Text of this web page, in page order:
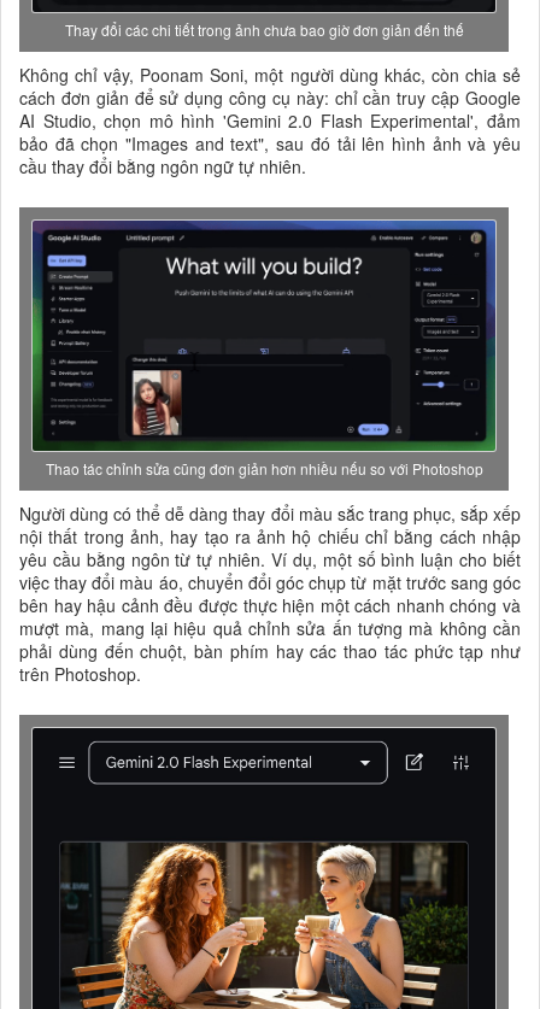
Thay đổi các chi tiết trong ảnh chưa bao giờ đơn giản đến thế
Không chỉ vậy, Poonam Soni, một người dùng khác, còn chia sẻ
cách đơn giản để sử dụng công cụ này: chỉ cần truy cập Google
AI Studio, chọn mô hình 'Gemini 2.0 Flash Experimental', đảm
bảo đã chọn "Images and text", sau đó tải lên hình ảnh và yêu
cầu thay đổi bằng ngôn ngữ tự nhiên.
Thao tác chỉnh sửa cũng đơn giản hơn nhiều nếu so với Photoshop
Người dùng có thể dễ dàng thay đổi màu sắc trang phục, sắp xếp
nội thất trong ảnh, hay tạo ra ảnh hộ chiếu chỉ bằng cách nhập
yêu cầu bằng ngôn từ tự nhiên. Ví dụ, một số bình luận cho biết
việc thay đổi màu áo, chuyển đổi góc chụp từ mặt trước sang góc
bên hay hậu cảnh đều được thực hiện một cách nhanh chóng và
mượt mà, mang lại hiệu quả chỉnh sửa ấn tượng mà không cần
phải dùng đến chuột, bàn phím hay các thao tác phức tạp như
trên Photoshop.